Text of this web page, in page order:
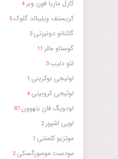
کارل ماریا فون وبر
کریستف ویلیبالد گلوک
گائتانو دونیزتی
گوستاو مالر
لئو دلیب
لوئیجی بوکرینی
لوئیجی کروبینی
لودویگ فان بتهوون
لویی اشپور 2
موتزیو کلمنتی
مودست موسورگسکی2